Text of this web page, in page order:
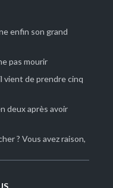
enfin son grand
pas mourir
vient de prendre cinq
deux après avoir
? Vous avez raison,